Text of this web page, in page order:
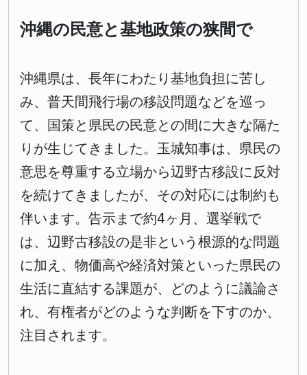
沖縄の民意と基地政策の狭間で
沖縄県は、長年にわたり基地負担に苦し
み、普天間飛行場の移設問題などを巡っ
て、国策と県民の民意との間に大きな隔た
りが生じてきました。玉城知事は、県民の
意思を尊重する立場から辺野古移設に反対
を続けてきましたが、その対応には制約も
伴います。告示まで約4ヶ月、選挙戦で
は、辺野古移設の是非という根源的な問題
に加え、物価高や経済対策といった県民の
生活に直結する課題が、どのように議論さ
れ、有権者がどのような判断を下すのか、
注目されます。